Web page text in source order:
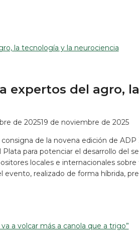
expertos del agro,
de 202519 de noviembre de 2025
de la novena edición de
para potenciar el desarrollo del
locales e internacionales
evento, realizado de forma híbrida,